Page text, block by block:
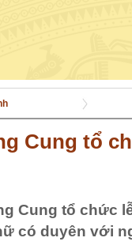
Cung tổ
Cung tổ chức
có duyên với